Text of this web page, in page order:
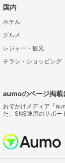
国内
ホテル
グルメ
レジャー・観光
チラシ・ショッピング
aumoのページ掲載
おでかけメディア「
た、SNS運用のサポー